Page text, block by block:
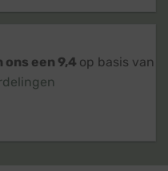
een 9,4 op basis van